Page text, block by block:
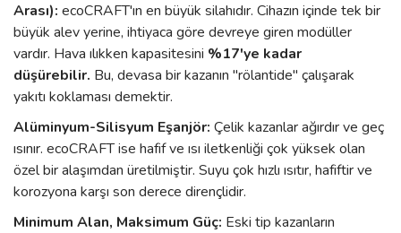
Arası): ecoCRAFT'ın en büyük silahıdır. Cihazın içinde tek bir
büyük alev yerine, ihtiyaca göre devreye giren modüller
vardır. Hava ılıkken kapasitesini %17'ye kadar
düşürebilir. Bu, devasa bir kazanın "rölantide" çalışarak
yakıtı koklaması demektir.
Alüminyum-Silisyum Eşanjör: Çelik kazanlar ağırdır ve geç
ısınır. ecoCRAFT ise hafif ve ısı iletkenliği çok yüksek olan
özel bir alaşımdan üretilmiştir. Suyu çok hızlı ısıtır, hafiftir ve
korozyona karşı son derece dirençlidir.
Minimum Alan, Maksimum Güç: Eski tip kazanların